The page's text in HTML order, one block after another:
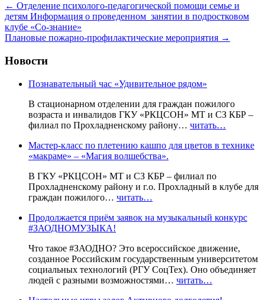
← Отделение психолого-педагогической помощи семье и
детям Информация о проведенном занятии в подростковом
клубе «Со-знание»
Плановые пожарно-профилактические мероприятия →
Новости
Познавательный час «Удивительное рядом»
В стационарном отделении для граждан пожилого
возраста и инвалидов ГКУ «РКЦСОН» МТ и СЗ КБР –
филиал по Прохладненскому району… читать…
Мастер-класс по плетению кашпо для цветов в технике
«макраме» – «Магия волшебства».
В ГКУ «РКЦСОН» МТ и СЗ КБР – филиал по
Прохладненскому району и г.о. Прохладный в клубе для
граждан пожилого… читать…
Продолжается приём заявок на музыкальный конкурс
#ЗАОДНОМУЗЫКА!
Что такое #ЗАОДНО? Это всероссийское движение,
созданное Российским государственным университетом
социальных технологий (РГУ СоцТех). Оно объединяет
людей с разными возможностями… читать…